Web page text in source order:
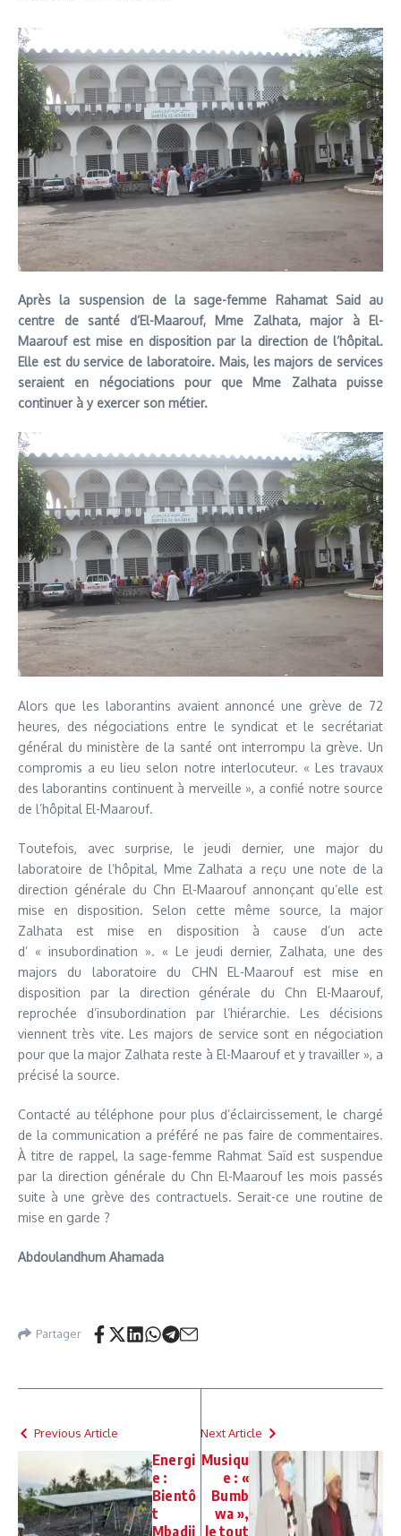
Après la suspension de la sage-femme Rahamat Said au
centre de santé d’El-Maarouf, Mme Zalhata, major à El-
Maarouf est mise en disposition par la direction de l’hôpital.
Elle est du service de laboratoire. Mais, les majors de services
seraient en négociations pour que Mme Zalhata puisse
continuer à y exercer son métier.
Alors que les laborantins avaient annoncé une grève de 72
heures, des négociations entre le syndicat et le secrétariat
général du ministère de la santé ont interrompu la grève. Un
compromis a eu lieu selon notre interlocuteur. « Les travaux
des laborantins continuent à merveille », a confié notre source
de l’hôpital El-Maarouf.
Toutefois, avec surprise, le jeudi dernier, une major du
laboratoire de l’hôpital, Mme Zalhata a reçu une note de la
direction générale du Chn El-Maarouf annonçant qu’elle est
mise en disposition. Selon cette même source, la major
Zalhata est mise en disposition à cause d’un acte
d’ « insubordination ». « Le jeudi dernier, Zalhata, une des
majors du laboratoire du CHN EL-Maarouf est mise en
disposition par la direction générale du Chn El-Maarouf,
reprochée d’insubordination par l’hiérarchie. Les décisions
viennent très vite. Les majors de service sont en négociation
pour que la major Zalhata reste à El-Maarouf et y travailler », a
précisé la source.
Contacté au téléphone pour plus d’éclaircissement, le chargé
de la communication a préféré ne pas faire de commentaires.
À titre de rappel, la sage-femme Rahmat Saïd est suspendue
par la direction générale du Chn El-Maarouf les mois passés
suite à une grève des contractuels. Serait-ce une routine de
mise en garde ?
Abdoulandhum Ahamada
Partager
Previous Article
Energi
e :
Bientô
t
Mbadji
Next Article
Musiqu
e : «
Bumb
wa »,
le tout